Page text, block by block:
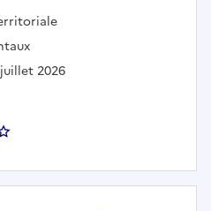
2026
Iconographe - CONSEIL